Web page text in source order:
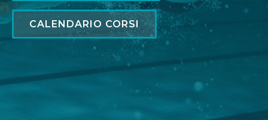
CALENDARIO CORSI